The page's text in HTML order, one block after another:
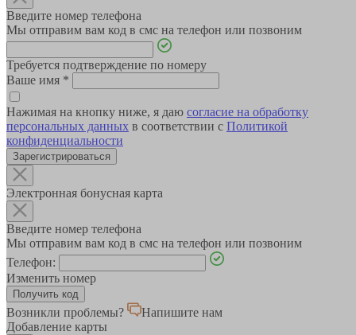
Введите номер телефона
Мы отправим вам код в смс на телефон или позвоним
Требуется подтверждение по номеру
Ваше имя *
Нажимая на кнопку ниже, я даю согласие на обработку
персональных данных в соответствии с Политикой
конфиденциальности
Зарегистрироваться
Электронная бонусная карта
Введите номер телефона
Мы отправим вам код в смс на телефон или позвоним
Телефон:
Изменить номер
Возникли проблемы?
Напишите нам
Добавление карты